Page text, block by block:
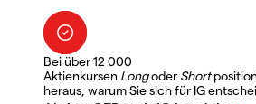
Bei über 12 000
Aktienkursen LongoderShort
heraus, warum Sie sich für IG